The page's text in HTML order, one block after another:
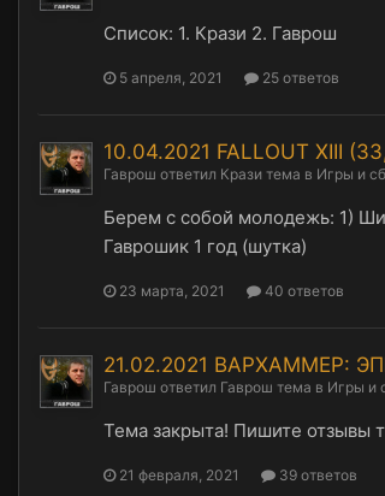
Список: 1. Крази 2. Гаврош
5 апреля, 2021 25 ответов
10.04.2021 FALLOUT XIII
Гаврош ответил Крази тема в Игры и
Берем с собой молодежь: 1)
Гаврошик 1 год (шутка)
23 марта, 2021 40 ответов
21.02.2021 ВАРХАММЕР:
Гаврош ответил Гаврош тема в Игры и
Тема закрыта! Пишите отзывы
21 февраля, 2021 39 ответов